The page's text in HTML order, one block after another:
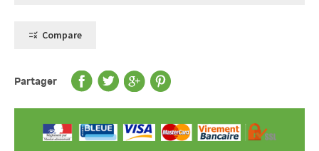
Compare
Partager